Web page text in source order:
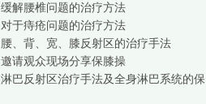
缓解腰椎问题的治疗方法
对于痔疮问题的治疗方法
腰、背、宽、膝反射区的治疗手法
邀请观众现场分享保膝操
淋巴反射区治疗手法及全身淋巴系统的保